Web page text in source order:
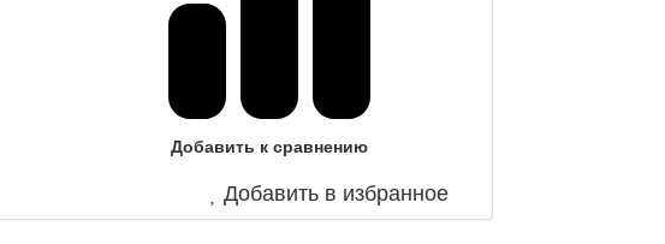
Добавить к сравнению
Добавить в избранное